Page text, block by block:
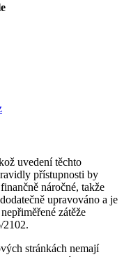
uvedení těchto
přístupnosti by
náročné, takže
upravováno a je
zátěže
2102.
stránkách nemají